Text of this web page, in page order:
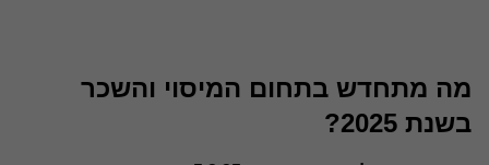
מה מתחדש בתחום המיסוי והשכר
בשנת 2025?